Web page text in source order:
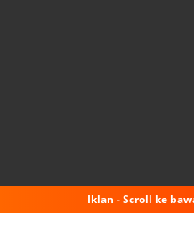
Iklan - Scroll ke